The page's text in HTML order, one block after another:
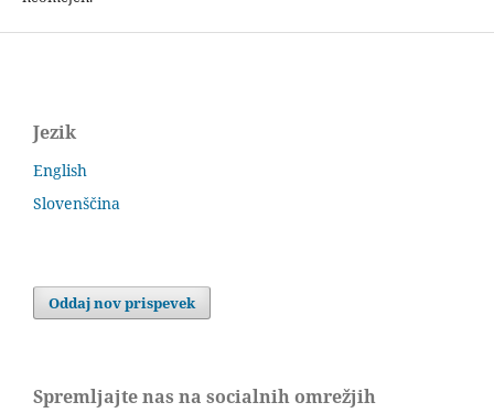
Jezik
English
Slovenščina
Oddaj nov prispevek
Spremljajte nas na socialnih omrežjih